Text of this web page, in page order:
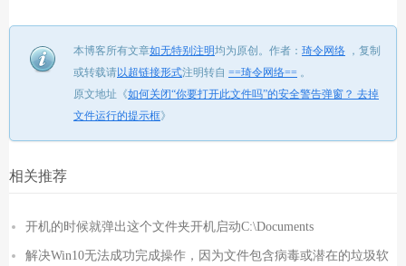
本博客所有文章如无特别注明均为原创。 作者： 琦令网络 ， 复制
或转载请以超链接形式注明转自 ==琦令网络== 。
原文地址《如何关闭“你要打开此文件吗”的安全警告弹窗？ 去掉
文件运行的提示框》
相关推荐
开机的时候就弹出这个文件夹开机启动C:\Documents
解决Win10无法成功完成操作，因为文件包含病毒或潜在的垃圾软